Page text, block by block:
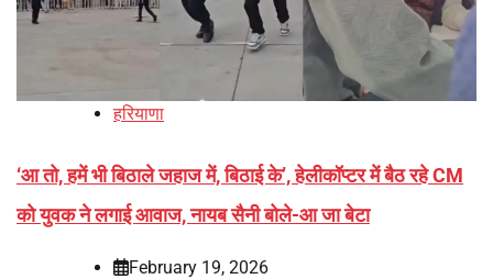
हरियाणा
‘आ तो, हमें भी बिठाले जहाज में, बिठाई के’, हेलीकॉप्टर में बैठ रहे CM
को युवक ने लगाई आवाज, नायब सैनी बोले-आ जा बेटा
February 19, 2026